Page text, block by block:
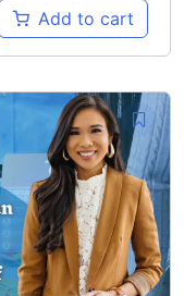
Add to cart